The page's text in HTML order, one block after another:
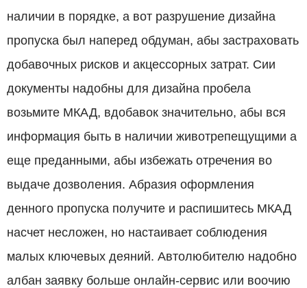
наличии в порядке, а вот разрушение дизайна
пропуска был наперед обдуман, абы застраховать
добавочных рисков и акцессорных затрат. Сии
документы надобны для дизайна пробела
возьмите МКАД, вдобавок значительно, абы вся
информация быть в наличии животрепещущими а
еще преданными, абы избежать отречения во
выдаче дозволения. Абразия оформления
денного пропуска получите и распишитесь МКАД
насчет несложен, но настаивает соблюдения
малых ключевых деяний. Автолюбителю надобно
албан заявку больше онлайн-сервис или воочию